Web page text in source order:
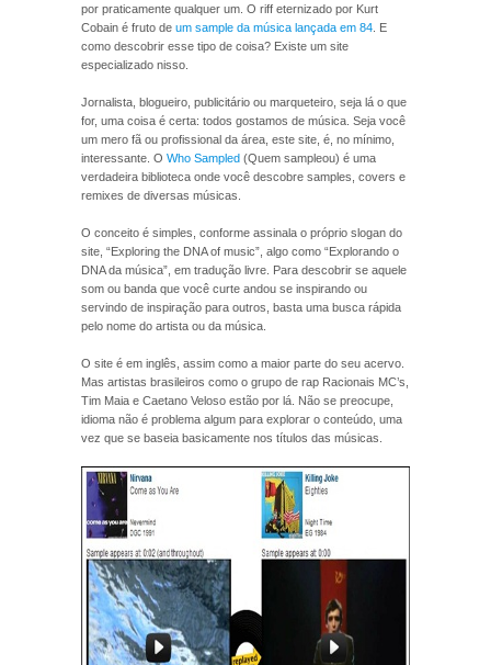
por praticamente qualquer um. O riff eternizado por Kurt
Cobain é fruto de um sample da música lançada em 84 . E
como descobrir esse tipo de coisa? Existe um site
especializado nisso.
Jornalista, blogueiro, publicitário ou marqueteiro, seja lá o que
for, uma coisa é certa: todos gostamos de música. Seja você
um mero fã ou profissional da área, este site, é, no mínimo,
interessante. O Who Sampled (Quem sampleou) é uma
verdadeira biblioteca onde você descobre samples, covers e
remixes de diversas músicas.
O conceito é simples, conforme assinala o próprio slogan do
site, “Exploring the DNA of music”, algo como “Explorando o
DNA da música”, em tradução livre. Para descobrir se aquele
som ou banda que você curte andou se inspirando ou
servindo de inspiração para outros, basta uma busca rápida
pelo nome do artista ou da música.
O site é em inglês, assim como a maior parte do seu acervo.
Mas artistas brasileiros como o grupo de rap Racionais MC’s,
Tim Maia e Caetano Veloso estão por lá. Não se preocupe,
idioma não é problema algum para explorar o conteúdo, uma
vez que se baseia basicamente nos títulos das músicas.